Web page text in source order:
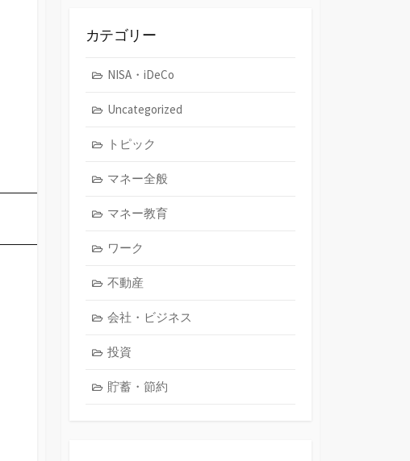
カテゴリー
NISA・iDeCo
Uncategorized
トピック
マネー全般
マネー教育
ワーク
不動産
会社・ビジネス
投資
貯蓄・節約